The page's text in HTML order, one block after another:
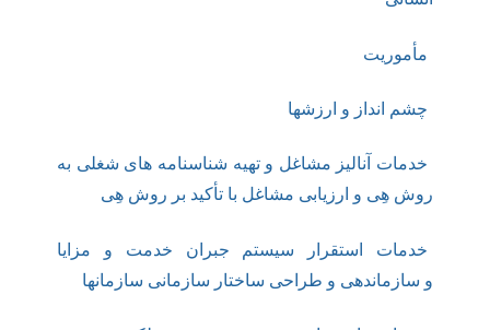
مأموریت
چشم انداز و ارزشها
خدمات آنالیز مشاغل و تهیه شناسنامه های شغلی به
روش هِی و ارزیابی مشاغل با تأکید بر روش هِی
خدمات استقرار سیستم جبران خدمت و مزایا
و سازماندهی و طراحی ساختار سازمانی سازمانها